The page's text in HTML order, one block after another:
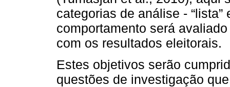
categorias de análise - “lista”
comportamento será
com os resultados eleitorais.
Estes objetivos serão
questões de investigação